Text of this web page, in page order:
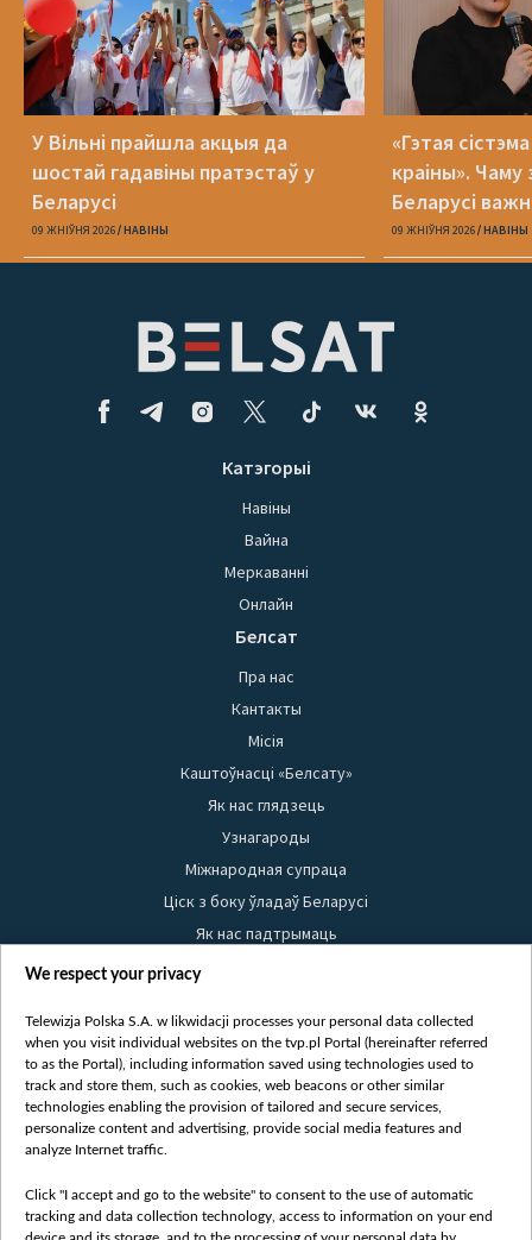
У Вільні прайшла акцыя да
шостай гадавіны пратэстаў у
Беларусі
09 ЖНІЎНЯ 2026 НАВІНЫ
«Гэтая
краіны». Чаму
Беларусі
міжнародным
09 ЖНІЎНЯ 2026 НАВІНЫ
Катэгорыі
Навіны
Вайна
Меркаванні
Онлайн
Белсат
Пра нас
Кантакты
Місія
Каштоўнасці «Белсату»
Як нас глядзець
Узнагароды
Міжнародная супраца
Ціск з боку ўладаў Беларусі
Як нас падтрымаць
Правілы выкарыстання матэрыялаў
Бяспека
Youtube
Белсат news
Белсат Shorts
Жэстачайшы мульт
Belsat English
We respect your privacy
Telewizja Polska S.A. w likwidacji processes your personal data collected
when you visit individual websites on the tvp.pl Portal (hereinafter referred
to as the Portal), including information saved using technologies used to
track and store them, such as cookies, web beacons or other similar
technologies enabling the provision of tailored and secure services,
personalize content and advertising, provide social media features and
analyze Internet traffic.
Click "I accept and go to the website" to consent to the use of automatic
tracking and data collection technology, access to information on your end